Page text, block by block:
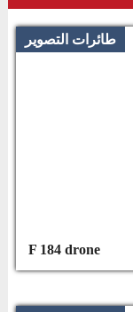
طائرات التصوير
F 184 drone